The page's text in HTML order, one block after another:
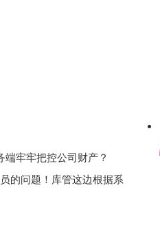
牢牢把控公司财产？
的问题！库管这边根据系